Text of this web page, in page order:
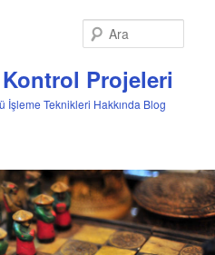
Kontrol Projeleri
İşleme Teknikleri Hakkında Blog